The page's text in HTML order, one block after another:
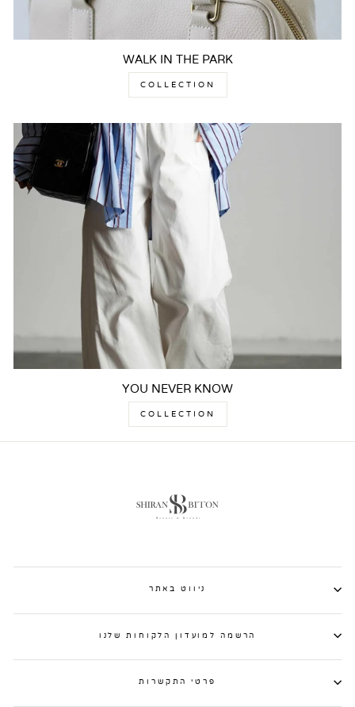
WALK IN THE PARK
COLLECTION
YOU NEVER KNOW
COLLECTION
ניווט באתר
הרשמה למועדון הלקוחות שלנו
פרטי התקשרות